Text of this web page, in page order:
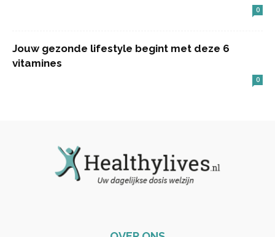
0
Jouw gezonde lifestyle begint met deze 6
vitamines
0